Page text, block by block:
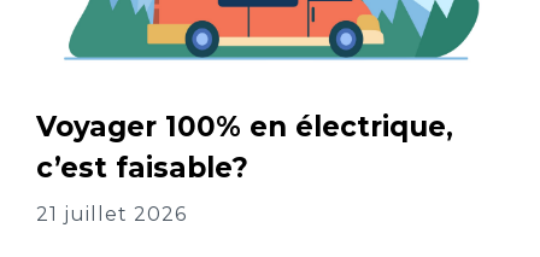
Voyager 100% en électrique,
c’est faisable?
21 juillet 2026